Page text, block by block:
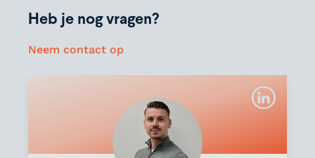
Heb je nog vragen?
Neem contact op